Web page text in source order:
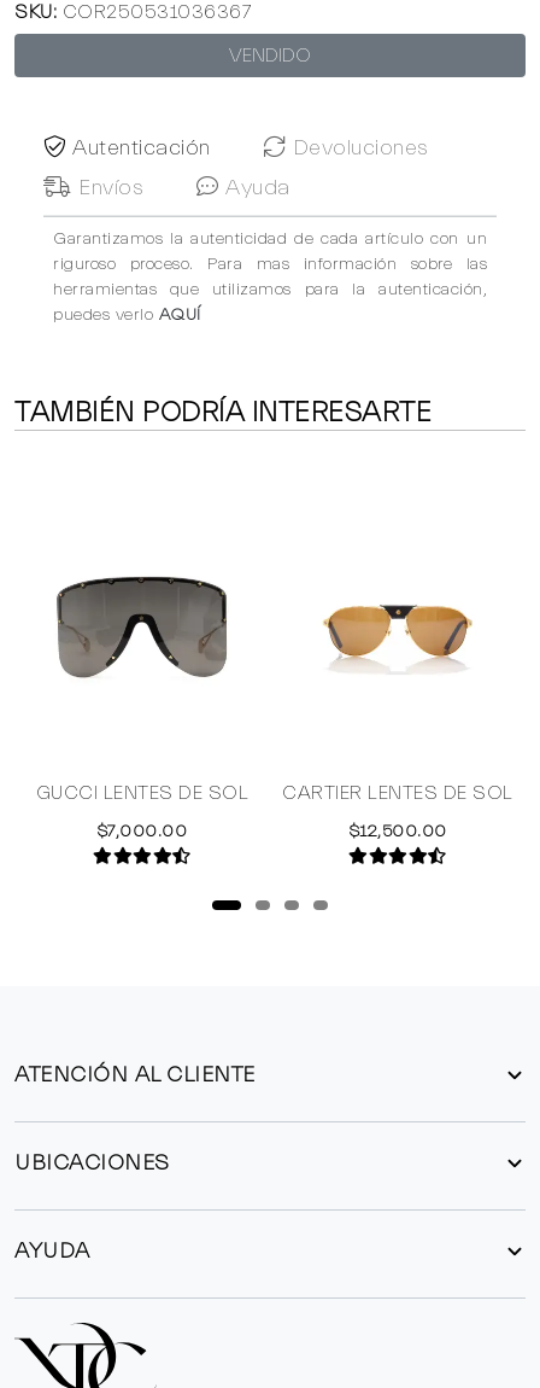
SKU: COR250531036367
VENDIDO
Autenticación
Devoluciones
Envíos
Ayuda
Garantizamos la autenticidad de cada artículo con un
riguroso proceso. Para mas información sobre las
herramientas que utilizamos para la autenticación,
puedes verlo AQUÍ
TAMBIÉN PODRÍA INTERESARTE
GUCCI LENTES DE SOL
$7,000.00
CARTIER LENTES DE SOL
$12,500.00
ATENCIÓN AL CLIENTE
UBICACIONES
AYUDA